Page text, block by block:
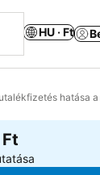
HU · Ft
hatása